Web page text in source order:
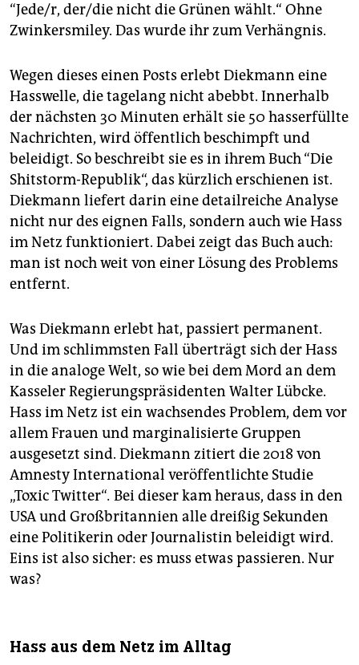
“Jede/r, der/die nicht die Grünen wählt.“ Ohne
Zwinkersmiley. Das wurde ihr zum Verhängnis.
Wegen dieses einen Posts erlebt Diekmann eine
Hasswelle, die tagelang nicht abebbt. Innerhalb
der nächsten 30 Minuten erhält sie 50 hasserfüllte
Nachrichten, wird öffentlich beschimpft und
beleidigt. So beschreibt sie es in ihrem Buch “Die
Shitstorm-Republik“, das kürzlich erschienen ist.
Diekmann liefert darin eine detailreiche Analyse
nicht nur des eignen Falls, sondern auch wie Hass
im Netz funktioniert. Dabei zeigt das Buch auch:
man ist noch weit von einer Lösung des Problems
entfernt.
Was Diekmann erlebt hat, passiert permanent.
Und im schlimmsten Fall überträgt sich der Hass
in die analoge Welt, so wie bei dem Mord an dem
Kasseler Regierungspräsidenten Walter Lübcke.
Hass im Netz ist ein wachsendes Problem, dem vor
allem Frauen und marginalisierte Gruppen
ausgesetzt sind. Diekmann zitiert die 2018 von
Amnesty International veröffentlichte Studie
„Toxic Twitter“. Bei dieser kam heraus, dass in den
USA und Großbritannien alle dreißig Sekunden
eine Politikerin oder Journalistin beleidigt wird.
Eins ist also sicher: es muss etwas passieren. Nur
was?
Hass aus dem Netz im Alltag